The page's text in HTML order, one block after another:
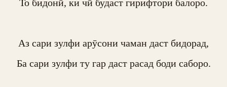
То бидонӣ, ки чӣ будаст гирифтори балоро.
Аз сари зулфи арӯсони чаман даст бидорад,
Ба сари зулфи ту гар даст расад боди саборо.